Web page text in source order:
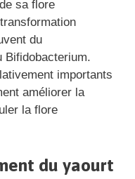
sa flore
du
Bifidobacterium.
importants
améliorer la
la flore
du yaourt